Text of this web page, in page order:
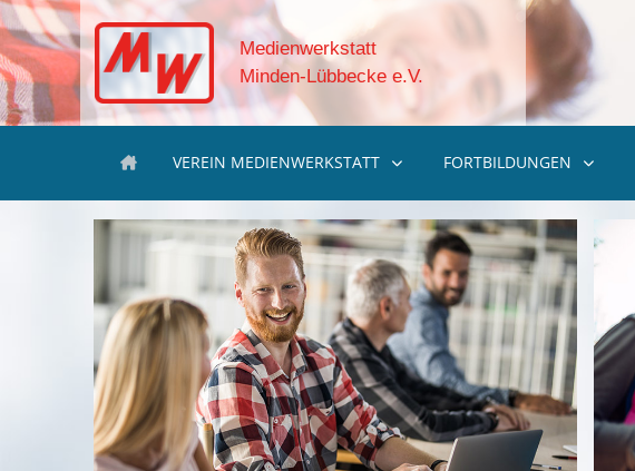
Medienwerkstatt
Minden-Lübbecke e.V.
VEREIN MEDIENWERKSTATT FORTBILDUNGEN